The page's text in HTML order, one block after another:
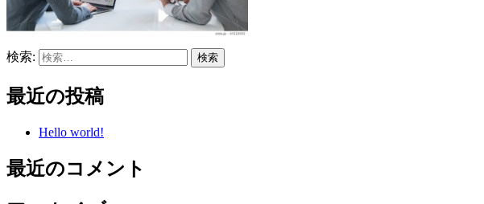
検索:
最近の投稿
Hello world!
最近のコメント